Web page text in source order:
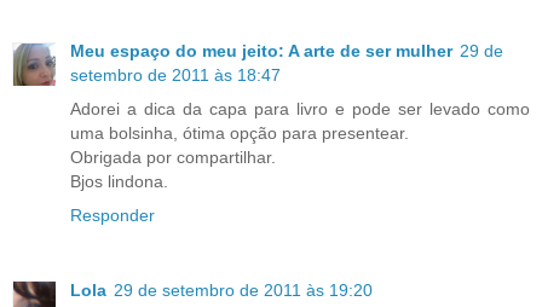
Meu espaço do meu jeito: A arte de ser mulher 29 de
setembro de 2011 às 18:47
Adorei a dica da capa para livro e pode ser levado como
uma bolsinha, ótima opção para presentear.
Obrigada por compartilhar.
Bjos lindona.
Responder
Lola 29 de setembro de 2011 às 19:20